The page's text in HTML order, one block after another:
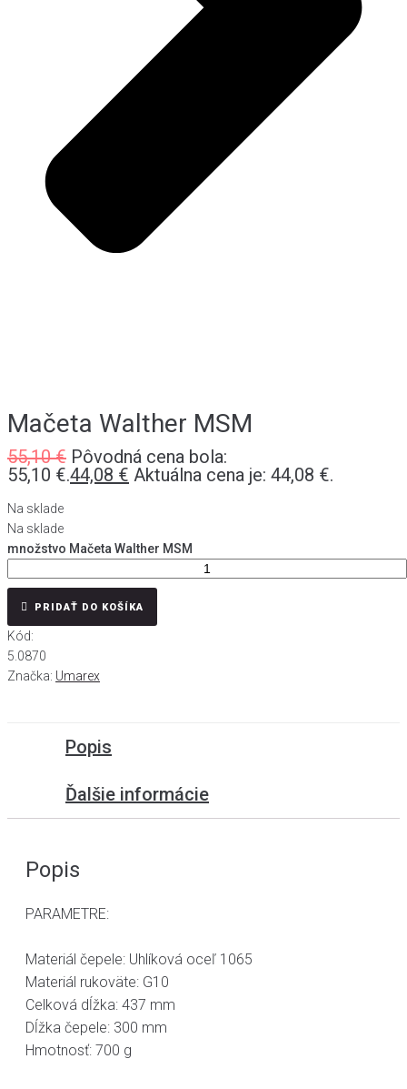
Mačeta Walther MSM
55,10€ Pôvodná cena bola:
55,10 €.44,08 € Aktuálna cena je: 44,08 €.
Na sklade
Na sklade
množstvo Mačeta Walther MSM
PRIDAŤ DO KOŠÍKA
Kód:
5.0870
Značka: Umarex
Popis
Ďalšie informácie
Popis
PARAMETRE:
Materiál čepele: Uhlíková oceľ 1065
Materiál rukoväte: G10
Celková dĺžka: 437 mm
Dĺžka čepele: 300 mm
Hmotnosť: 700 g